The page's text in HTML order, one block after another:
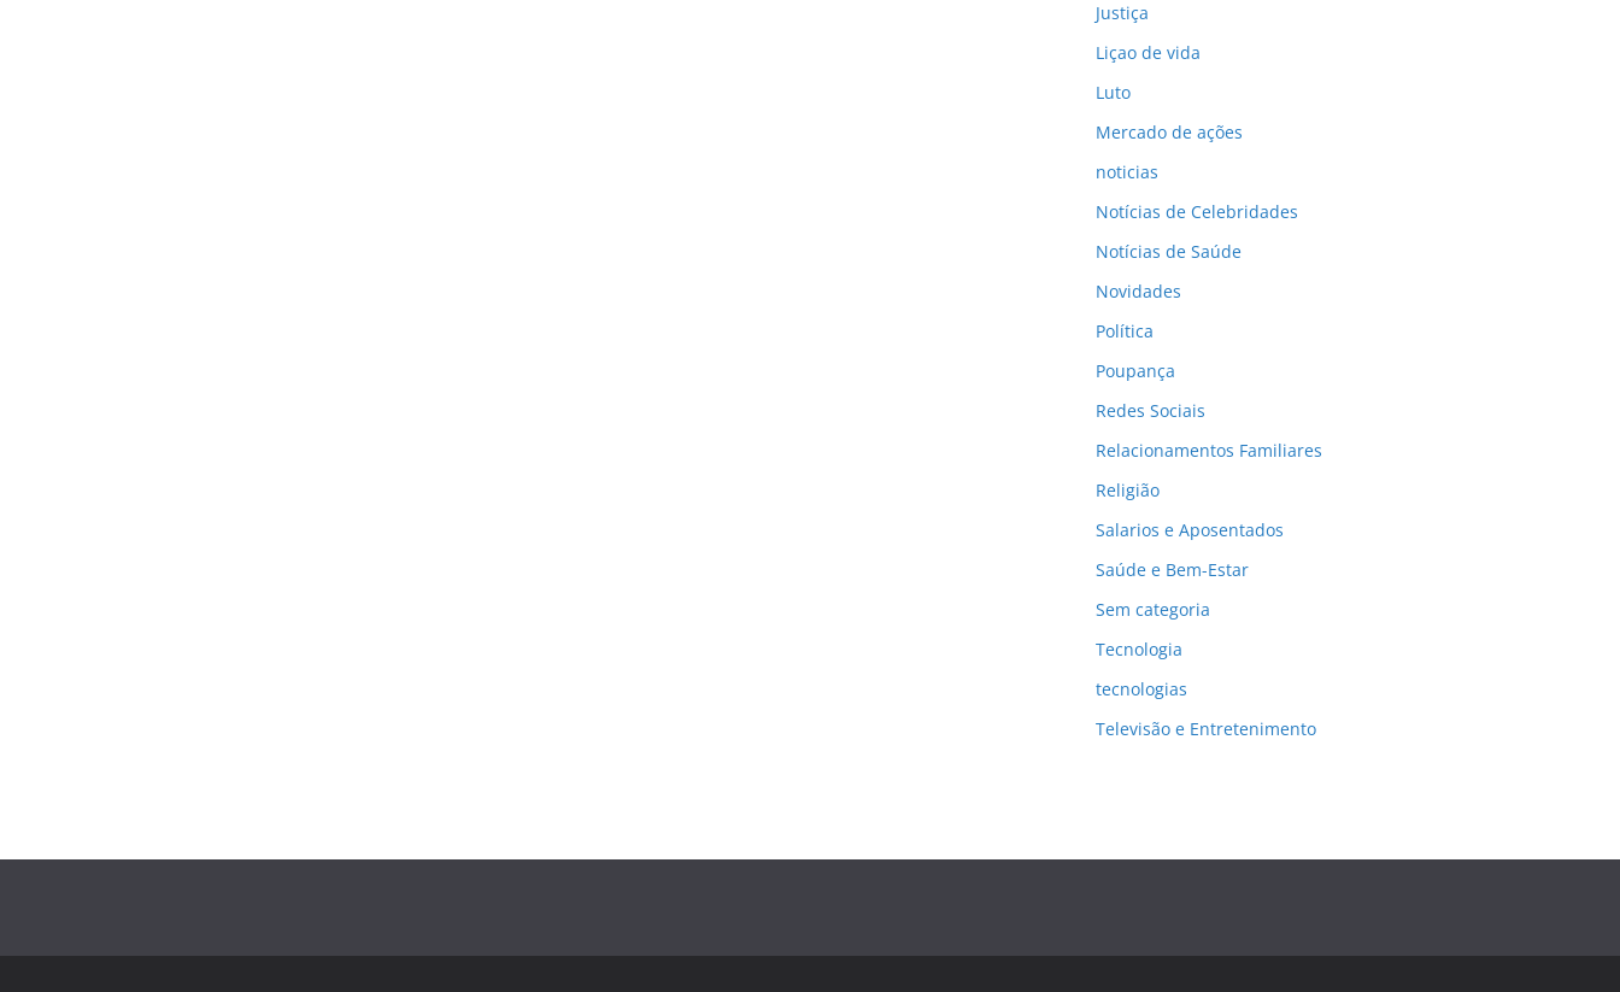
Justiça
Liçao de vida
Luto
Mercado de ações
noticias
Notícias de Celebridades
Notícias de Saúde
Novidades
Política
Poupança
Redes Sociais
Relacionamentos Familiares
Religião
Salarios e Aposentados
Saúde e Bem-Estar
Sem categoria
Tecnologia
tecnologias
Televisão e Entretenimento